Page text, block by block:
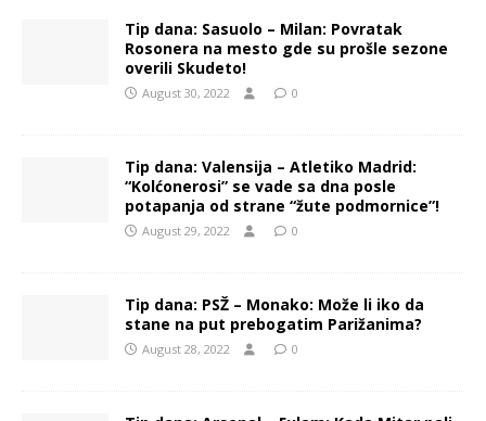
Tip dana: Sasuolo – Milan: Povratak
Rosonera na mesto gde su prošle sezone
overili Skudeto!
August 30, 2022 0
Tip dana: Valensija – Atletiko Madrid:
“Kolćonerosi” se vade sa dna posle
potapanja od strane “žute podmornice”!
August 29, 2022 0
Tip dana: PSŽ – Monako: Može li iko da
stane na put prebogatim Parižanima?
August 28, 2022 0